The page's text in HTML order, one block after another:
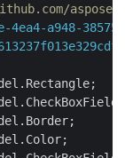
4ea4-a948-